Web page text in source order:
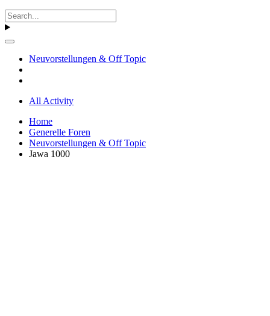
Neuvorstellungen & Off Topic
All Activity
Home
Generelle Foren
Neuvorstellungen & Off Topic
Jawa 1000